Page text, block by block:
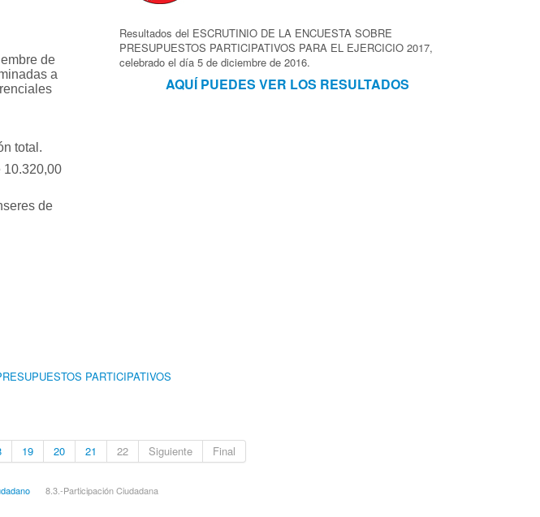
de
a
total.
10.320,00
de
Resultados del ESCRUTINIO DE LA ENCUESTA SOBRE
PRESUPUESTOS PARTICIPATIVOS PARA EL EJERCICIO 2017,
celebrado el día 5 de diciembre de 2016.
AQUÍ PUEDES VER LOS RESULTADOS
PARTICIPATIVOS
19 20 21 22 Siguiente Final
8.3.-Participación Ciudadana